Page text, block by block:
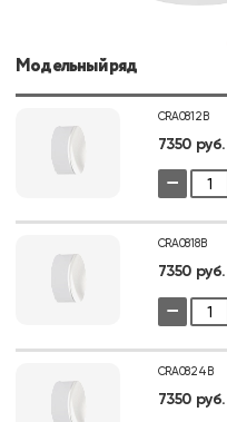
Модельный ряд
CRA0812B
7350 руб.
−
CRA0818B
7350 руб.
−
CRA0824B
7350 руб.